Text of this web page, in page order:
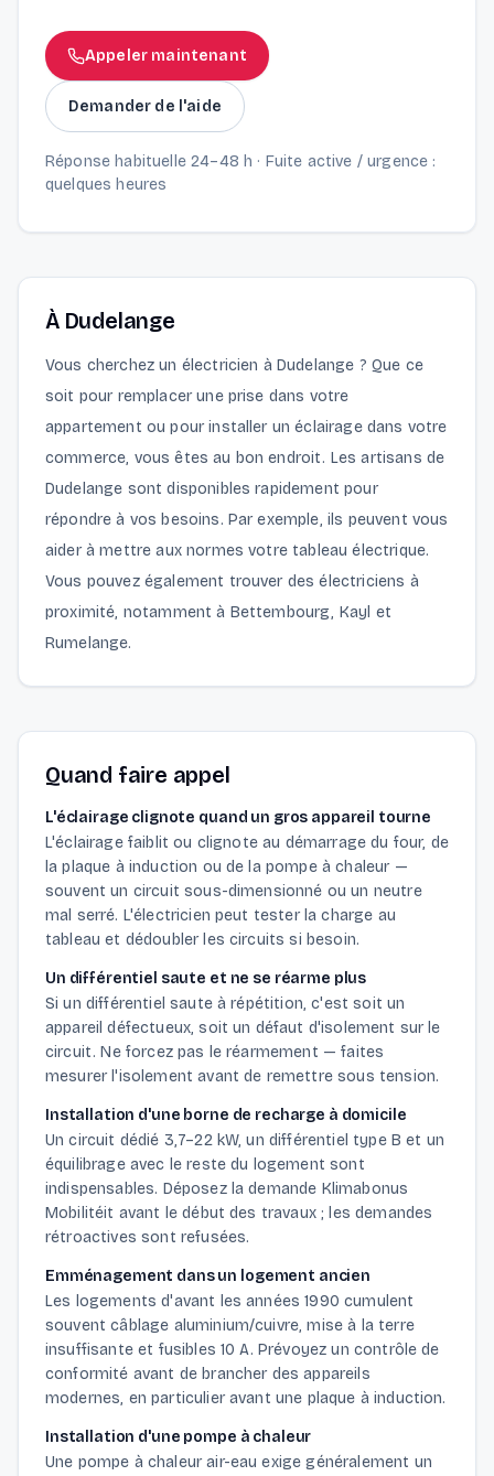
Appeler maintenant
Demander de l'aide
Réponse habituelle 24–48 h · Fuite active / urgence :
quelques heures
À Dudelange
Vous cherchez un électricien à Dudelange ? Que ce
soit pour remplacer une prise dans votre
appartement ou pour installer un éclairage dans votre
commerce, vous êtes au bon endroit. Les artisans de
Dudelange sont disponibles rapidement pour
répondre à vos besoins. Par exemple, ils peuvent vous
aider à mettre aux normes votre tableau électrique.
Vous pouvez également trouver des électriciens à
proximité, notamment à Bettembourg, Kayl et
Rumelange.
Quand faire appel
L'éclairage clignote quand un gros appareil tourne
L'éclairage faiblit ou clignote au démarrage du four, de
la plaque à induction ou de la pompe à chaleur —
souvent un circuit sous-dimensionné ou un neutre
mal serré. L'électricien peut tester la charge au
tableau et dédoubler les circuits si besoin.
Un différentiel saute et ne se réarme plus
Si un différentiel saute à répétition, c'est soit un
appareil défectueux, soit un défaut d'isolement sur le
circuit. Ne forcez pas le réarmement — faites
mesurer l'isolement avant de remettre sous tension.
Installation d'une borne de recharge à domicile
Un circuit dédié 3,7–22 kW, un différentiel type B et un
équilibrage avec le reste du logement sont
indispensables. Déposez la demande Klimabonus
Mobilitéit avant le début des travaux ; les demandes
rétroactives sont refusées.
Emménagement dans un logement ancien
Les logements d'avant les années 1990 cumulent
souvent câblage aluminium/cuivre, mise à la terre
insuffisante et fusibles 10 A. Prévoyez un contrôle de
conformité avant de brancher des appareils
modernes, en particulier avant une plaque à induction.
Installation d'une pompe à chaleur
Une pompe à chaleur air-eau exige généralement un